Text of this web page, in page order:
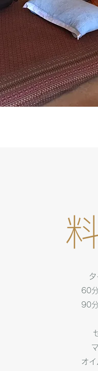
60
90
オ